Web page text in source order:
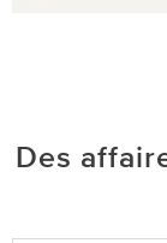
Des